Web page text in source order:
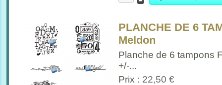
PLANCHE DE 6
Meldon
Planche de 6 tampons
+/-...
Prix : 22,50 €